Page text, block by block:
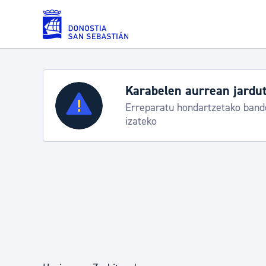
Eduki nagusira joan
Zerbitzuak
Errolda eta gai pertsonalak
Karabelen aurrean
Erreparatu hondartzetako
izateko